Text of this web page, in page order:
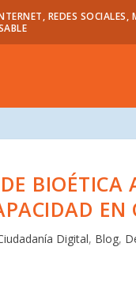
REDES SOCIALES,
BIOÉTICA
EN
Digital, Blog,